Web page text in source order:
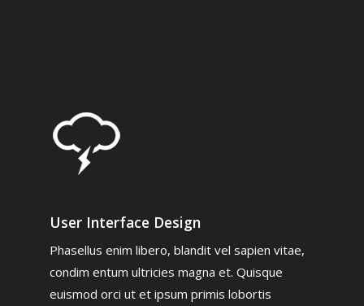
User Interface Design
Phasellus enim libero, blandit vel sapien vitae,
condim entum ultricies magna et. Quisque
euismod orci ut et ipsum primis lobortis